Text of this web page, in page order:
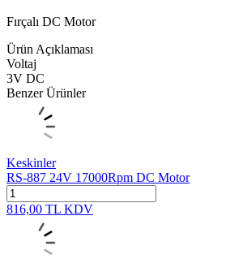
Fırçalı DC Motor
Ürün Açıklaması
Voltaj
3V DC
Benzer Ürünler
Keskinler
RS-887 24V 17000Rpm DC Motor
816,00 TL KDV